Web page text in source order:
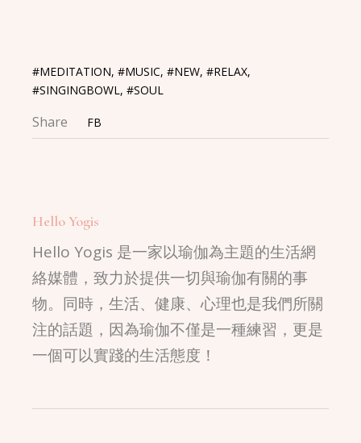
#MEDITATION,#MUSIC,#NEW,#RELAX,
#SINGINGBOWL,#SOUL
Share FB
Hello Yogis
Hello Yogis 是一家以瑜伽為主題的生活網
絡媒體，致力於提供一切與瑜伽有關的事
物。同時，生活、健康、心理也是我們所關
注的話題，因為瑜伽不僅是一種練習，更是
一個可以實踐的生活態度！